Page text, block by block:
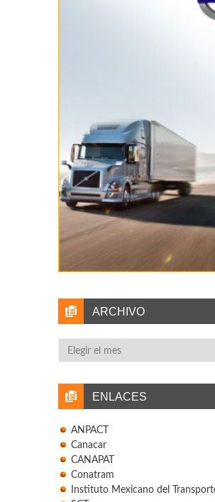
ARCHIVO
Archivo
ENLACES
ANPACT
Canacar
CANAPAT
Conatram
Instituto Mexicano del